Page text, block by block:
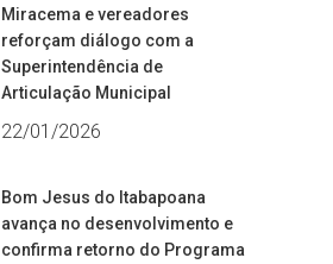
Miracema e vereadores
reforçam diálogo com a
Superintendência de
Articulação Municipal
22/01/2026
Bom Jesus do Itabapoana
avança no desenvolvimento e
confirma retorno do Programa